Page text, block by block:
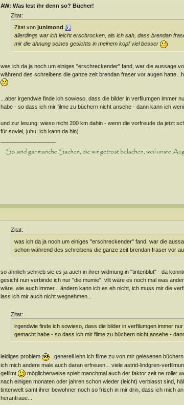
AW: Was lest ihr denn so? Bücher!
Zitat:
Zitat von junimond
allerdings war ich leicht erschrocken, als ich sah, dass brendan
mir die ahnung seines gesichtsin meinem kopf viel besser
was ich da ja noch um einiges "erschreckender" fand, war die aussage
während des schreibens die ganze zeit brendan fraser vor augen
...aber irgendwie finde ich sowieso, dass die bilder in verfilumgen immer
habe - so dass ich mir filme zu büchern nicht ansehe - dann kann ich
und zur lesung: wieso nicht 200 km dahin - wenn die vorfreude da jetzt
für soviel, juhu, ich kann da hin)
Zitat:
was ich da ja noch um einiges "erschreckender" fand, war die
schon während des schreibens die ganze zeit brendan fraser vor
so ähnlich schrieb sie es ja auch in ihrer widmung in "tintenblut" - da
gesicht nun verbinde ich nur "die mumie". vllt wäre es noch mal was
wäre. wie auch immer... ändern kann ich es eh nicht, ich muss mir die
lass ich mir auch nicht wegnehmen...
Zitat:
irgendwie finde ich sowieso, dass die bilder in verfilumgen immer
gemacht habe - so dass ich mir filme zu büchern nicht ansehe -
leidiges problem
..generell lehn ich filme zu von mir gelesenen
ich mich andere male auch daran erfreuen... viele astrid-lindgren-
gefilmt
möglicherweise spielt manchmal auch der faktor zeit ne rolle:
nach einigen monaten oder jahren schon wieder (leicht) verblasst sind,
tintenwelt samt ihrer bewohner noch so frisch in mir drin, dass ich mich
herantraue...